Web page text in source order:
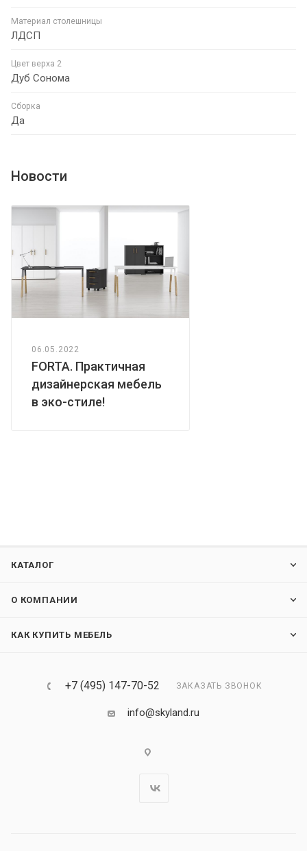
Материал столешницы
ЛДСП
Цвет верха 2
Дуб Сонома
Сборка
Да
Новости
06.05.2022
FORTA. Практичная
дизайнерская мебель
в эко-стиле!
КАТАЛОГ
О КОМПАНИИ
КАК КУПИТЬ МЕБЕЛЬ
+7 (495) 147-70-52 ЗАКАЗАТЬ ЗВОНОК
info@skyland.ru